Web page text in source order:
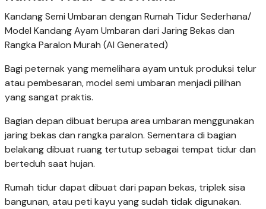
Kandang Semi Umbaran dengan Rumah Tidur Sederhana/
Model Kandang Ayam Umbaran dari Jaring Bekas dan
Rangka Paralon Murah (AI Generated)
Bagi peternak yang memelihara ayam untuk produksi telur
atau pembesaran, model semi umbaran menjadi pilihan
yang sangat praktis.
Bagian depan dibuat berupa area umbaran menggunakan
jaring bekas dan rangka paralon. Sementara di bagian
belakang dibuat ruang tertutup sebagai tempat tidur dan
berteduh saat hujan.
Rumah tidur dapat dibuat dari papan bekas, triplek sisa
bangunan, atau peti kayu yang sudah tidak digunakan.